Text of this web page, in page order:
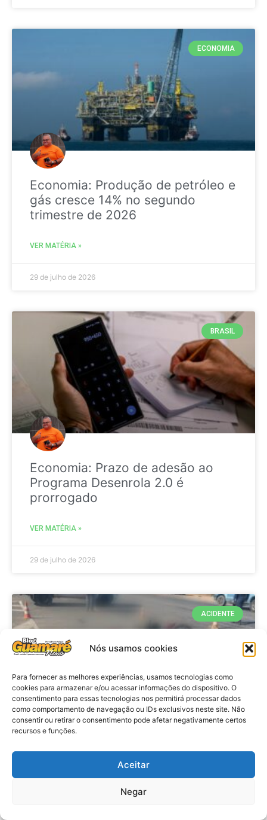
Nós usamos cookies
Para fornecer as melhores experiências, usamos tecnologias como
cookies para armazenar e/ou acessar informações do dispositivo. O
consentimento para essas tecnologias nos permitirá processar dados
como comportamento de navegação ou IDs exclusivos neste site. Não
consentir ou retirar o consentimento pode afetar negativamente certos
recursos e funções.
Aceitar
Negar
ECONOMIA
Economia: Produção de petróleo e
gás cresce 14% no segundo
trimestre de 2026
VER MATÉRIA »
29 de julho de 2026
BRASIL
Economia: Prazo de adesão ao
Programa Desenrola 2.0 é
prorrogado
VER MATÉRIA »
29 de julho de 2026
ACIDENTE
Acidente: A caminho do trabalho
professora se envolve em
acidente e vai a obito na RN 118
no Alto do Rodrigues, RN